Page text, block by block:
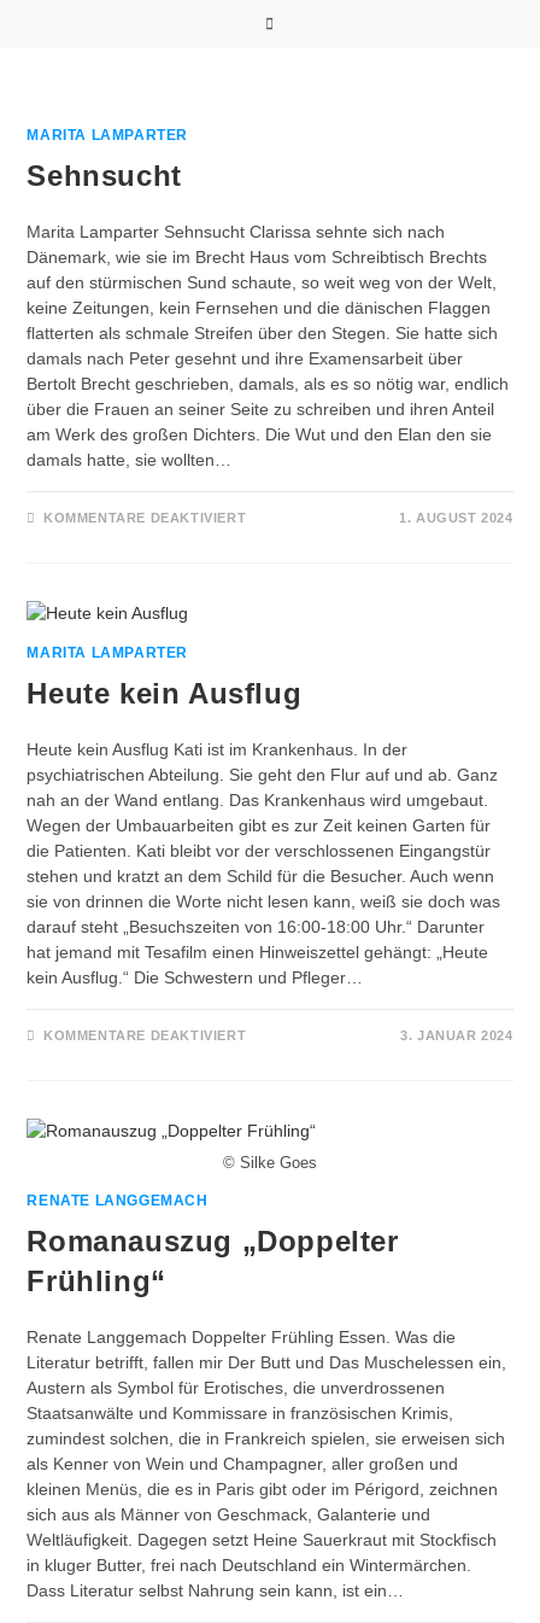
MARITA LAMPARTER
Sehnsucht
Marita Lamparter Sehnsucht Clarissa sehnte sich nach
Dänemark, wie sie im Brecht Haus vom Schreibtisch Brechts
auf den stürmischen Sund schaute, so weit weg von der Welt,
keine Zeitungen, kein Fernsehen und die dänischen Flaggen
flatterten als schmale Streifen über den Stegen. Sie hatte sich
damals nach Peter gesehnt und ihre Examensarbeit über
Bertolt Brecht geschrieben, damals, als es so nötig war, endlich
über die Frauen an seiner Seite zu schreiben und ihren Anteil
am Werk des großen Dichters. Die Wut und den Elan den sie
damals hatte, sie wollten…
KOMMENTARE DEAKTIVIERTFÜR
1. AUGUST 2024
MARITA LAMPARTER
Heute kein Ausflug
Heute kein Ausflug Kati ist im Krankenhaus. In der
psychiatrischen Abteilung. Sie geht den Flur auf und ab. Ganz
nah an der Wand entlang. Das Krankenhaus wird umgebaut.
Wegen der Umbauarbeiten gibt es zur Zeit keinen Garten für
die Patienten. Kati bleibt vor der verschlossenen Eingangstür
stehen und kratzt an dem Schild für die Besucher. Auch wenn
sie von drinnen die Worte nicht lesen kann, weiß sie doch was
darauf steht „Besuchszeiten von 16:00-18:00 Uhr.“ Darunter
hat jemand mit Tesafilm einen Hinweiszettel gehängt: „Heute
kein Ausflug.“ Die Schwestern und Pfleger…
KOMMENTARE DEAKTIVIERTFÜR
3. JANUAR 2024
© Silke Goes
RENATE LANGGEMACH
Romanauszug „Doppelter
Frühling“
Renate Langgemach Doppelter Frühling Essen. Was die
Literatur betrifft, fallen mir Der Butt und Das Muschelessen ein,
Austern als Symbol für Erotisches, die unverdrossenen
Staatsanwälte und Kommissare in französischen Krimis,
zumindest solchen, die in Frankreich spielen, sie erweisen sich
als Kenner von Wein und Champagner, aller großen und
kleinen Menüs, die es in Paris gibt oder im Périgord, zeichnen
sich aus als Männer von Geschmack, Galanterie und
Weltläufigkeit. Dagegen setzt Heine Sauerkraut mit Stockfisch
in kluger Butter, frei nach Deutschland ein Wintermärchen.
Dass Literatur selbst Nahrung sein kann, ist ein…